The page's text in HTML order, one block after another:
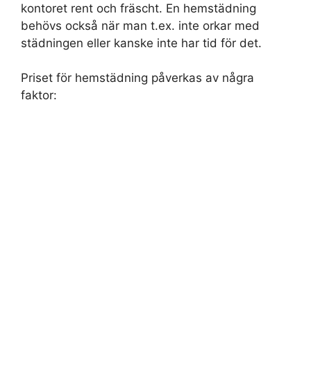
kontoret rent och fräscht. En hemstädning
behövs också när man t.ex. inte orkar med
städningen eller kanske inte har tid för det.
Priset för hemstädning påverkas av några
faktor: